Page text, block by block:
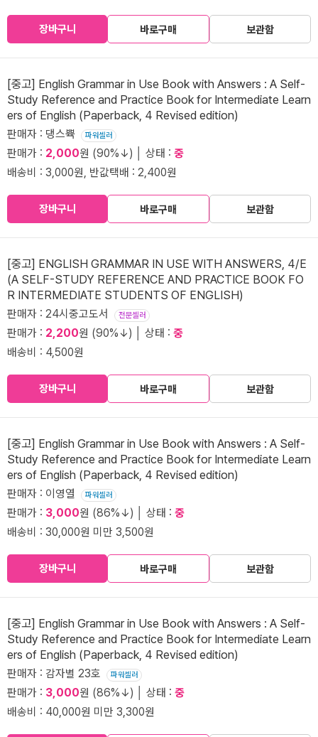
장바구니 바로구매 보관함
[중고] English Grammar in Use Book with Answers : A Self-
Study Reference and Practice Book for Intermediate Learn
ers of English (Paperback, 4 Revised edition)
판매자 : 댕스쀽 파워셀러
판매가 : 2,000원 (90%↓) │ 상태 : 중
배송비 : 3,000원, 반값택배 : 2,400원
장바구니 바로구매 보관함
[중고] ENGLISH GRAMMAR IN USE WITH ANSWERS, 4/E
(A SELF-STUDY REFERENCE AND PRACTICE BOOK FO
R INTERMEDIATE STUDENTS OF ENGLISH)
판매자 : 24시중고도서 전문셀러
판매가 : 2,200원 (90%↓) │ 상태 : 중
배송비 : 4,500원
장바구니 바로구매 보관함
[중고] English Grammar in Use Book with Answers : A Self-
Study Reference and Practice Book for Intermediate Learn
ers of English (Paperback, 4 Revised edition)
판매자 : 이영열 파워셀러
판매가 : 3,000원 (86%↓) │ 상태 : 중
배송비 : 30,000원 미만 3,500원
장바구니 바로구매 보관함
[중고] English Grammar in Use Book with Answers : A Self-
Study Reference and Practice Book for Intermediate Learn
ers of English (Paperback, 4 Revised edition)
판매자 : 감자별 23호 파워셀러
판매가 : 3,000원 (86%↓) │ 상태 : 중
배송비 : 40,000원 미만 3,300원